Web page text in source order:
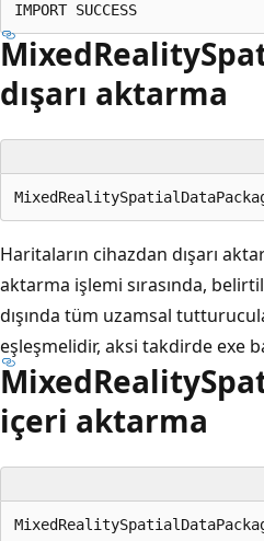
dışarı aktarma
Haritaların cihazdan dışarı
aktarma işlemi sırasında,
dışında tüm uzamsal
eşleşmelidir, aksi takdirde exe
içeri aktarma